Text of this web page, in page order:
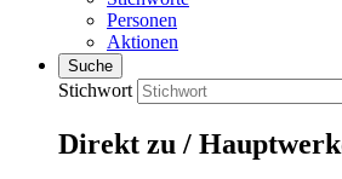
Personen
Aktionen
Suche
Stichwort
Direkt zu /